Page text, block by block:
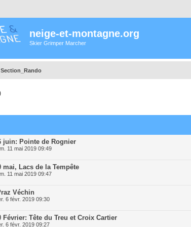
neige-et-montagne.org
Skier Grimper Marcher
Section_Rando
juin: Pointe de Rognier
11 mai 2019 09:49
mai, Lacs de la Tempête
11 mai 2019 09:47
Véchin
6 févr. 2019 09:30
Février: Tête du Treu et Croix Cartier
6 févr. 2019 09:27